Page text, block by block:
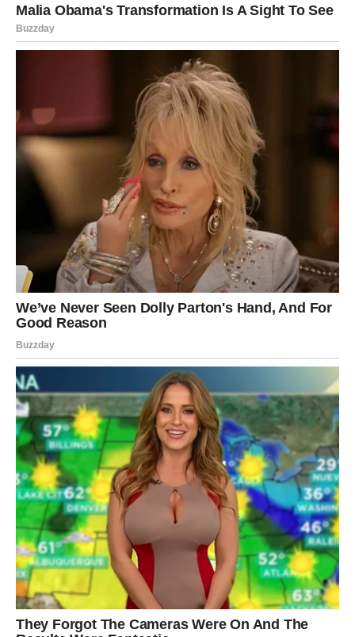
Device ulaze u period kada ništa nije sigurno. Planovi
koje ste napravili mogu se iznenada promeniti. Ovo će
vas uznemiriti, ali i naterati da izađete iz zone komfora.
Jedan susret može promeniti sve. Obratite pažnju na
ljude koje upoznajete – neko od njih ima posebnu ulogu u
vašem životu.
VAGA
Vage će biti suočene sa odlukom koju više ne mogu
odlagati. Šok dolazi u vidu istine koju niste želeli da
vidite. Možda ste zatvarali oči pred nečim – ali sada više
nema bežanja.
U ljubavi dolazi do preokreta. Ili se odnos podiže na viši
nivo – ili se završava.
ŠKORPIJA